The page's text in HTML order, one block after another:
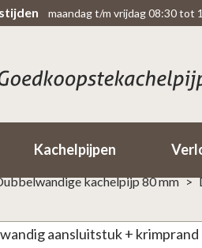
maandag t/m vrijdag 08:30 tot
Kachelpijpen
prijzen
kachelpijp 80 mm >